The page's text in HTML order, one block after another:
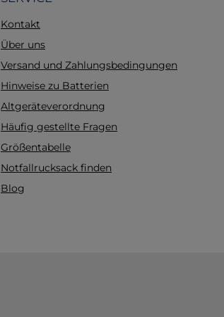
Kontakt
Über uns
Versand und Zahlungsbedingungen
Hinweise zu Batterien
Altgeräteverordnung
Häufig gestellte Fragen
Größentabelle
Notfallrucksack finden
Blog